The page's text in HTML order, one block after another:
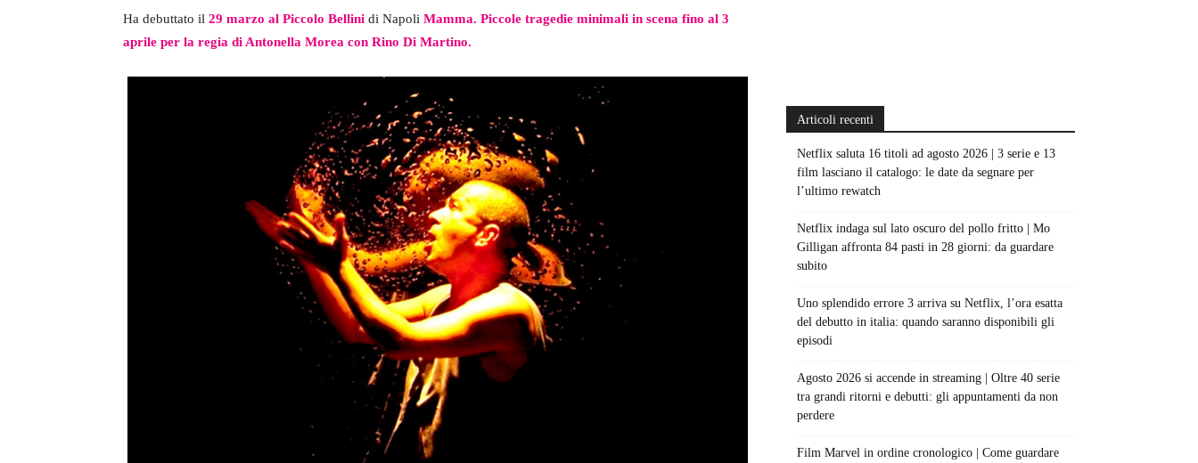
Ha debuttato il 29 marzo al Piccolo Bellini di Napoli Mamma. Piccole tragedie minimali in scena fino al 3
aprile per la regia di Antonella Morea con Rino Di Martino.
Articoli recenti
Netflix saluta 16 titoli ad agosto 2026 | 3 serie e 13
film lasciano il catalogo: le date da segnare per
l’ultimo rewatch
Netflix indaga sul lato oscuro del pollo fritto | Mo
Gilligan affronta 84 pasti in 28 giorni: da guardare
subito
Uno splendido errore 3 arriva su Netflix, l’ora esatta
del debutto in italia: quando saranno disponibili gli
episodi
Agosto 2026 si accende in streaming | Oltre 40 serie
tra grandi ritorni e debutti: gli appuntamenti da non
perdere
Film Marvel in ordine cronologico | Come guardare